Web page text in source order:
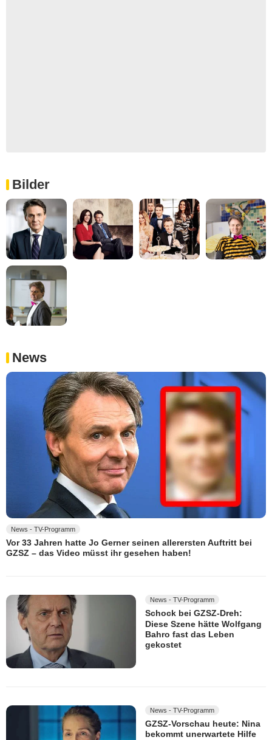
Bilder
News
News - TV-Programm
Vor 33 Jahren hatte Jo Gerner seinen allerersten Auftritt bei
GZSZ – das Video müsst ihr gesehen haben!
News - TV-Programm
Schock bei GZSZ-Dreh:
Diese Szene hätte Wolfgang
Bahro fast das Leben
gekostet
News - TV-Programm
GZSZ-Vorschau heute: Nina
bekommt unerwartete Hilfe